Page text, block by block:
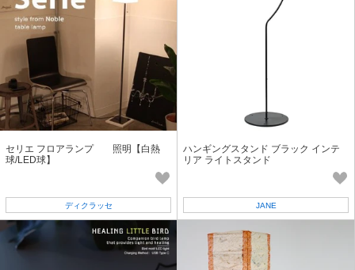
セリエ フロアランプ 照明【白熱
球/LED球】
ディクラッセ
ハンギングスタンド ブラック インテ
リア ライトスタンド
JANE